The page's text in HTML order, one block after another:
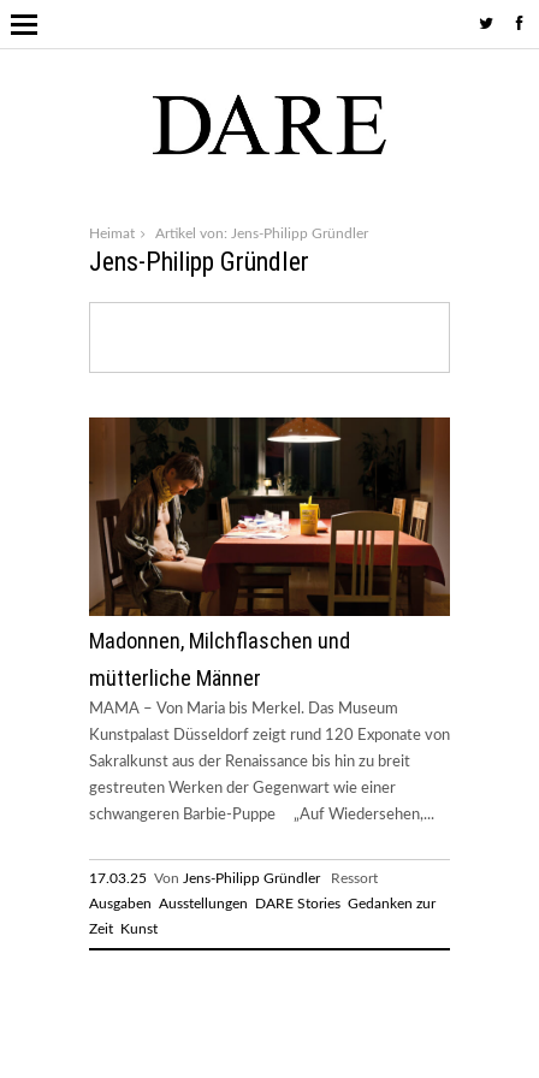
Heimat Artikel von: Jens-Philipp Gründler
Jens-Philipp Gründler
Madonnen, Milchflaschen und
mütterliche Männer
MAMA – Von Maria bis Merkel. Das Museum
Kunstpalast Düsseldorf zeigt rund 120 Exponate von
Sakralkunst aus der Renaissance bis hin zu breit
gestreuten Werken der Gegenwart wie einer
schwangeren Barbie-Puppe „Auf Wiedersehen,...
17.03.25 Von Jens-Philipp GründlerRessort
Ausgaben Ausstellungen DARE Stories Gedanken zur
Zeit Kunst